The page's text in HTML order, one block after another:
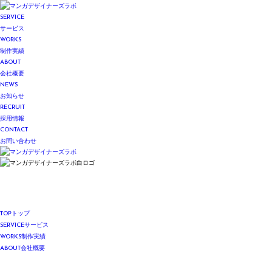
SERVICE
サービス
WORKS
制作実績
ABOUT
会社概要
NEWS
お知らせ
RECRUIT
採用情報
CONTACT
お問い合わせ
TOP トップ
SERVICEサービス
WORKS制作実績
ABOUT会社概要